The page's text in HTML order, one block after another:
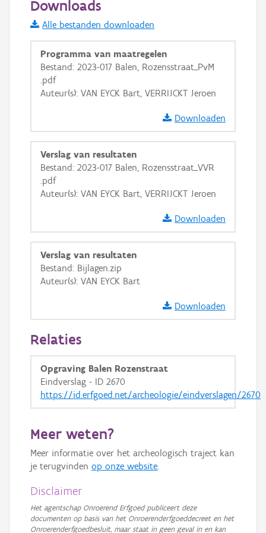
Informatie Vlaanderen
i
+
Basis Lagen
OSM-Basiskaart
GRB-Basiskaart
GRB-Basiskaart in grijswaarden
Downloads
Alle bestanden downloaden
Programma van maatregelen
Bestand: 2023-017 Balen, Rozensstraat_PvM
.pdf
Auteur(s): VAN EYCK Bart, VERRIJCKT Jeroen
Downloaden
Verslag van resultaten
Bestand: 2023-017 Balen, Rozensstraat_VVR
.pdf
Auteur(s): VAN EYCK Bart, VERRIJCKT Jeroen
Downloaden
Verslag van resultaten
Bestand: Bijlagen.zip
Auteur(s): VAN EYCK Bart
Downloaden
Relaties
Opgraving Balen Rozenstraat
Eindverslag - ID 2670
https://id.erfgoed.net/archeologie/eindverslagen/2670
Meer weten?
Meer informatie over het archeologisch traject kan
je terugvinden op onze website.
Disclaimer
Het agentschap Onroerend Erfgoed publiceert deze
documenten op basis van het Onroerenderfgoeddecreet en het
Onroerenderfgoedbesluit, maar staat in geen geval in en kan